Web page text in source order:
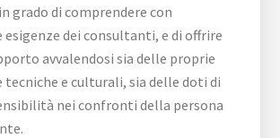
grado di comprendere con
esigenze dei consultanti, e di offrire
avvalendosi sia delle proprie
tecniche e culturali, sia delle doti di
nei confronti della persona